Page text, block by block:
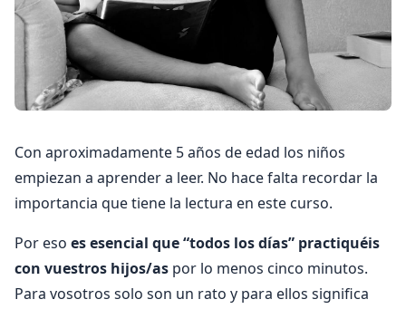
Con aproximadamente 5 años de edad los niños
empiezan a aprender a leer. No hace falta recordar la
importancia que tiene la lectura en este curso.
Por eso es esencial que “todos los días” practiquéis
con vuestros hijos/as por lo menos cinco minutos.
Para vosotros solo son un rato y para ellos significa